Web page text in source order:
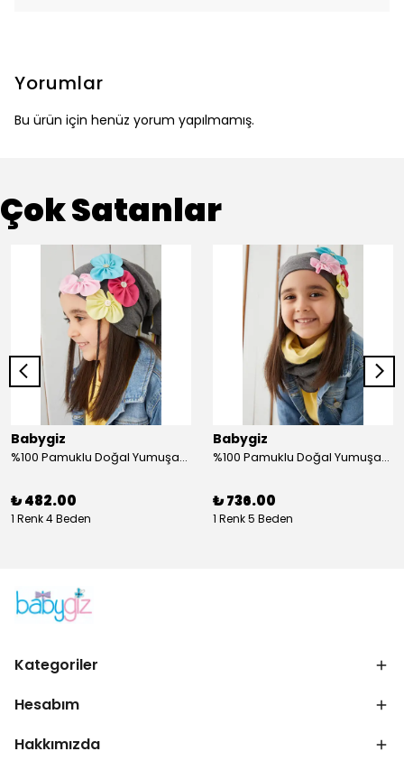
Yorumlar
Bu ürün için henüz yorum yapılmamış.
Çok Satanlar
Babygiz
%100 Pamuklu Doğal Yumuşak Çift Katlı Penye Füme Çiçekli Kız Çocuk Bebek Şapka Bere
₺ 482.00
1 Renk 4 Beden
Babygiz
%100 Pamuklu Doğal Yumuşak Çift Katlı Penye Kız Çocuk Bebek Bere Boyunluk Set
₺ 736.00
1 Renk 5 Beden
Kategoriler
Hesabım
Hakkımızda